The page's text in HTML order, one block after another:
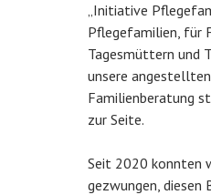
„Initiative
Pflegefamilien, für
Tagesmüttern und
unsere
Familienberatung
zur Seite.
Seit 2020 konnten
gezwungen, diesen